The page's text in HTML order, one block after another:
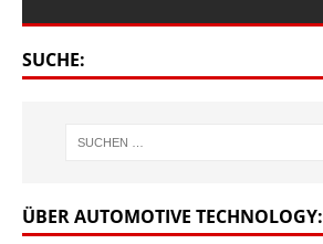
SUCHE:
ÜBER AUTOMOTIVE TECHNOLOGY: